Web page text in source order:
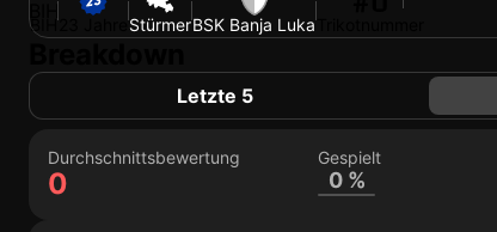
BIH StürmerBSK Banja Luka
Letzte 5
Durchschnittsbewertung
0
Gespielt
0 %